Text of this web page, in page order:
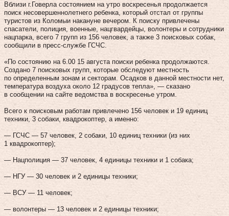
Вблизи г.Говерла состоянием на утро воскресенья продолжается
поиск несовершеннолетнего ребенка, который отстал от группы
туристов из Коломыи накануне вечером. К поиску привлечены
спасатели, полиция, военные, нацгвардейцы, волонтеры и сотрудники
нацпарка, всего 7 групп из 156 человек, а также 3 поисковых собак,
сообщили в пресс-службе ГСЧС.
«По состоянию на 6.00 15 августа поиски ребенка продолжаются.
Создано 7 поисковых групп, которые обследуют местность
по определенным зонам и секторам. Осадков в данной местности нет,
температура воздуха около 12 градусов тепла», — сказано
в сообщении на сайте ведомства в воскресенье утром.
Всего к поисковым работам привлечено 156 человек и 19 единиц
техники, 3 собаки, квадрокоптер, а именно:
— ГСЧС — 57 человек, 2 собаки, 10 единиц техники (из них
1 квадрокоптер);
— Нацполиция — 37 человек, 4 единицы техники и 1 собака;
— НГУ — 30 человек и 2 единицы техники;
— ВСУ — 11 человек;
— волонтеры — 13 человек и 2 единицы техники;